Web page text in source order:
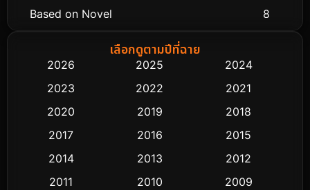
Based on Novel 8
Biography ชีวิตจริง
Classic หนังคลาสสิก
Comedy ตลก 453
เลือกดูตามปีที่ฉาย
2026 2025
2024
2023
2022
2021
2020
2019
2018
2017
2016
2015
2014
2013
2012
2011
2010
2009